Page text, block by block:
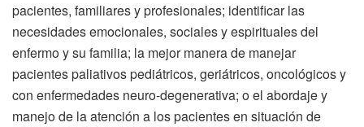
pacientes, familiares y profesionales; identificar las
necesidades emocionales, sociales y espirituales del
enfermo y su familia; la mejor manera de manejar
pacientes paliativos pediátricos, geriátricos, oncológicos y
con enfermedades neuro-degenerativa; o el abordaje y
manejo de la atención a los pacientes en situación de